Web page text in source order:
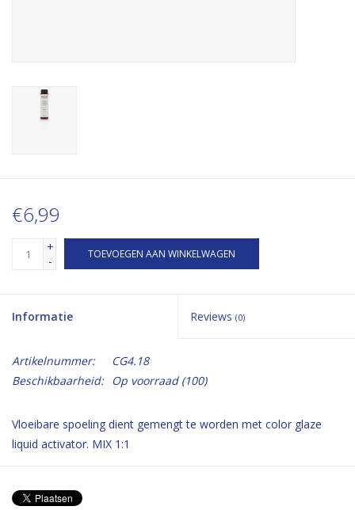
€6,99
+
-
TOEVOEGEN AAN WINKELWAGEN
Informatie Reviews (0)
Artikelnummer:
CG4.18
Beschikbaarheid:
Op voorraad(100)
Vloeibare spoeling dient gemengt te worden met color glaze
liquid activator. MIX 1:1
toner over een highlight.